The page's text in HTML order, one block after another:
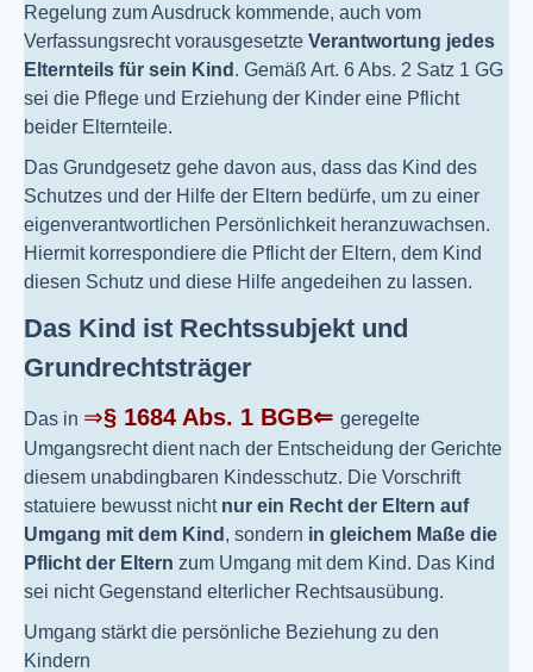
Regelung zum Ausdruck kommende, auch vom
Verfassungsrecht vorausgesetzte Verantwortung jedes
Elternteils für sein Kind . Gemäß Art. 6 Abs. 2 Satz 1 GG
sei die Pflege und Erziehung der Kinder eine Pflicht
beider Elternteile.
Das Grundgesetz gehe davon aus, dass das Kind des
Schutzes und der Hilfe der Eltern bedürfe, um zu einer
eigenverantwortlichen Persönlichkeit heranzuwachsen.
Hiermit korrespondiere die Pflicht der Eltern, dem Kind
diesen Schutz und diese Hilfe angedeihen zu lassen.
Das Kind ist Rechtssubjekt und
Grundrechtsträger
Das in ⇒§ 1684 Abs. 1 BGB⇐ geregelte
Umgangsrecht dient nach der Entscheidung der Gerichte
diesem unabdingbaren Kindesschutz. Die Vorschrift
statuiere bewusst nicht nur ein Recht der Eltern auf
Umgang mit dem Kind , sondern in gleichem Maße die
Pflicht der Eltern zum Umgang mit dem Kind. Das Kind
sei nicht Gegenstand elterlicher Rechtsausübung.
Umgang stärkt die persönliche Beziehung zu den
Kindern